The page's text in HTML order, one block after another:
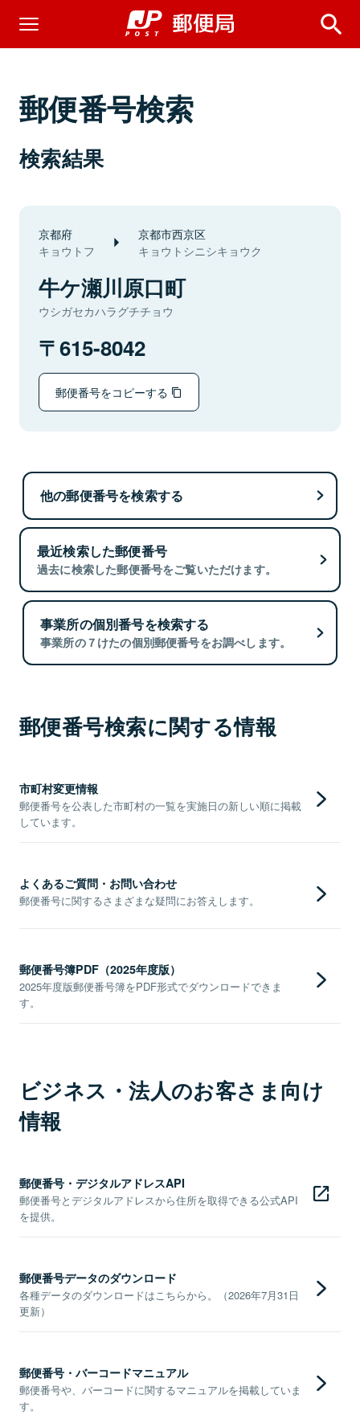
郵便番号検索
検索結果
京都府
キョウトフ
京都市西京区
キョウトシニシキョウク
牛ケ瀬川原口町
ウシガセカハラグチチョウ
615-8042
郵便番号をコピーする
他の郵便番号を検索する
最近検索した郵便番号
過去に検索した郵便番号をご覧いただけます。
事業所の個別番号を検索する
事業所の７けたの個別郵便番号をお調べします。
郵便番号検索に関する情報
市町村変更情報
郵便番号を公表した市町村の一覧を実施日の新しい順に掲載
しています。
よくあるご質問・お問い合わせ
郵便番号に関するさまざまな疑問にお答えします。
郵便番号簿PDF（2025年度版）
2025年度版郵便番号簿をPDF形式でダウンロードできま
す。
ビジネス・法人のお客さま向け
情報
郵便番号・デジタルアドレスAPI
郵便番号とデジタルアドレスから住所を取得できる公式API
を提供。
郵便番号データのダウンロード
各種データのダウンロードはこちらから。（2026年7月31日
更新）
郵便番号・バーコードマニュアル
郵便番号や、バーコードに関するマニュアルを掲載していま
す。